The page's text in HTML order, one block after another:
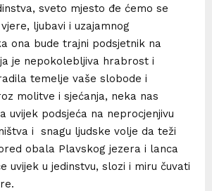
sveto mjesto đe ćemo se
ljubavi i uzajamnog
ona bude trajni podsjetnik na
je nepokolebljiva hrabrost i
temelje vaše slobode i
molitve i sjećanja, neka nas
uvijek podsjeća na neprocjenjivu
i snagu ljudske volje da teži
obala Plavskog jezera i lanca
uvijek u jedinstvu, slozi i miru čuvati